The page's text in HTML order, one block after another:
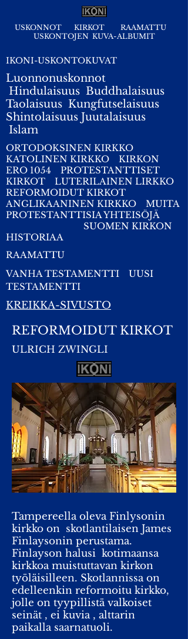
USKONNOT KIRKOT
RAAMATTU
USKONTOJEN KUVA-ALBUMIT
IKONI-USKONTOKUVAT
Luonnonuskonnot
Hindulaisuus Buddhalaisuus
Taolaisuus Kungfutselaisuus
Shintolaisuus Juutalaisuus
Islam
ORTODOKSINEN KIRKKO
KATOLINEN KIRKKO
KIRKON
ERO 1054
PROTESTANTTISET
KIRKOT
LUTERILAINEN LIRKKO
REFORMOIDUT KIRKOT
ANGLIKAANINEN KIRKKO
MUITA
PROTESTANTTISIA YHTEISÖJÄ
SUOMEN KIRKON
HISTORIAA
RAAMATTU
VANHA TESTAMENTTI
UUSI
TESTAMENTTI
KREIKKA-SIVUSTO
REFORMOIDUT KIRKOT
ULRICH ZWINGLI
Tampereella oleva Finlysonin
kirkko on skotlantilaisen James
Finlaysonin perustama.
Finlayson halusi kotimaansa
kirkkoa muistuttavan kirkon
työläisilleen. Skotlannissa on
edelleenkin reformoitu kirkko,
jolle on tyypillistä valkoiset
seinät , ei kuvia , alttarin
paikalla saarnatuoli.